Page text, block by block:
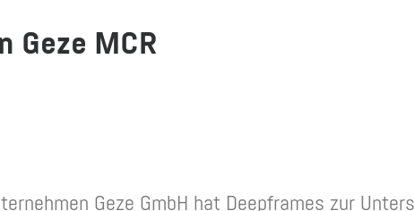
Geze MCR
Geze GmbH hat Deepframes zur